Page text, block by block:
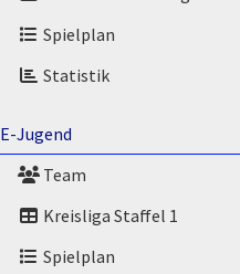
Spielplan
Statistik
E-Jugend
Team
Kreisliga Staffel 1
Spielplan